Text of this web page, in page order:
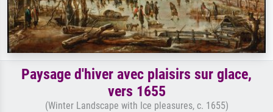
Paysage d'hiver avec plaisirs sur glace,
vers 1655
(Winter Landscape with Ice pleasures, c. 1655)